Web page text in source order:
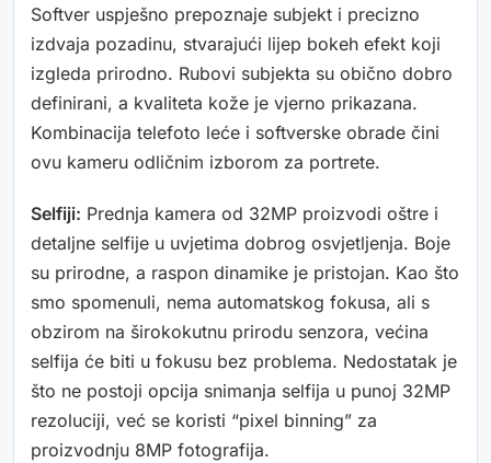
Softver uspješno prepoznaje subjekt i precizno
izdvaja pozadinu, stvarajući lijep bokeh efekt koji
izgleda prirodno. Rubovi subjekta su obično dobro
definirani, a kvaliteta kože je vjerno prikazana.
Kombinacija telefoto leće i softverske obrade čini
ovu kameru odličnim izborom za portrete.
Selfiji: Prednja kamera od 32MP proizvodi oštre i
detaljne selfije u uvjetima dobrog osvjetljenja. Boje
su prirodne, a raspon dinamike je pristojan. Kao što
smo spomenuli, nema automatskog fokusa, ali s
obzirom na širokokutnu prirodu senzora, većina
selfija će biti u fokusu bez problema. Nedostatak je
što ne postoji opcija snimanja selfija u punoj 32MP
rezoluciji, već se koristi “pixel binning” za
proizvodnju 8MP fotografija.